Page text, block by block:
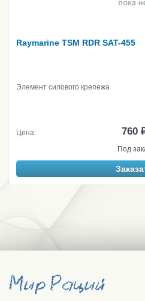
Raymarine TSM RDR SAT-455
Элемент силового крепежа
Цена: 760
Под